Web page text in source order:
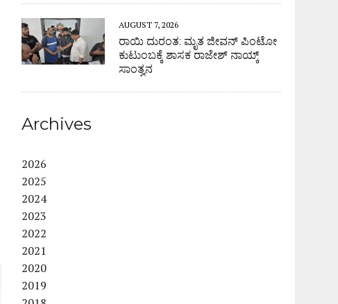
AUGUST 7, 2026
ರಾಯಿ ದುರಂತ: ಮೃತ ಜೀವನ್ ಪಿಂಟೋ
ಕುಟುಂಬಕ್ಕೆ ಶಾಸಕ ರಾಜೇಶ್ ನಾಯ್ಕ್
ಸಾಂತ್ವನ
Archives
2026
2025
2024
2023
2022
2021
2020
2019